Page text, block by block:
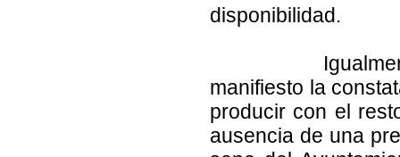
disponibilidad.
Igualmente la
manifiesto la
producir con el
ausencia de una